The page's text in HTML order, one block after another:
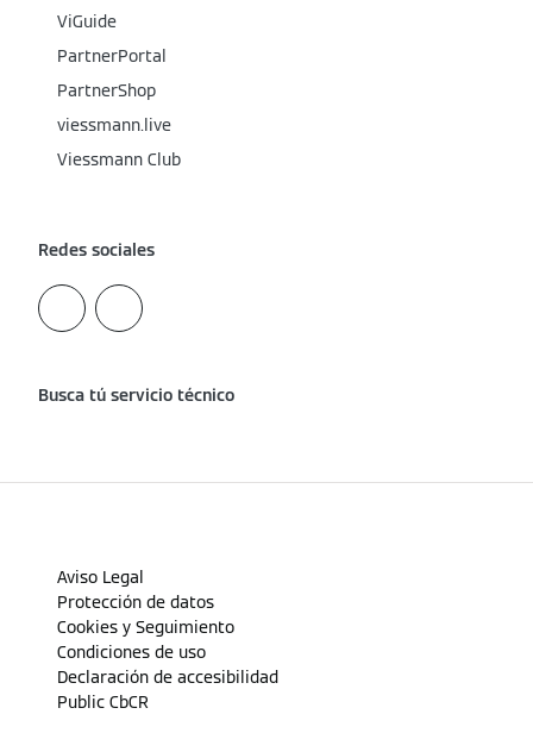
ViGuide
PartnerPortal
PartnerShop
viessmann.live
Viessmann Club
Redes sociales
Busca tú servicio técnico
Aviso Legal
Protección de datos
Cookies y Seguimiento
Condiciones de uso
Declaración de accesibilidad
Public CbCR